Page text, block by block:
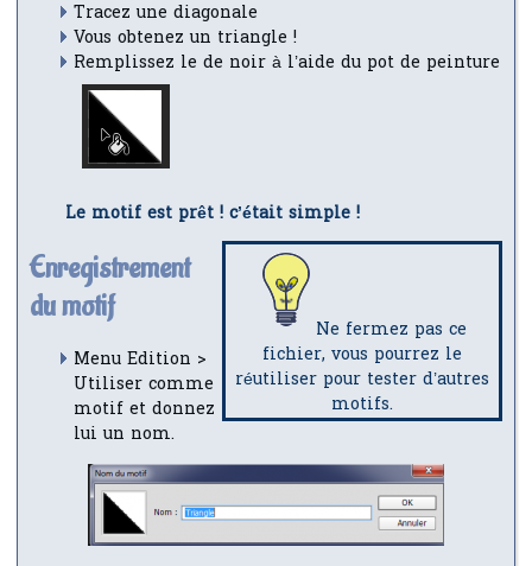
Tracez une diagonale
Vous obtenez un triangle !
Remplissez le de noir à l’aide du pot de peinture
Le motif est prêt ! c’était simple !
Ne fermez pas ce
fichier, vous pourrez le
réutiliser pour tester d’autres
motifs.
Enregistrement
du motif
Menu Edition >
Utiliser comme
motif et donnez
lui un nom.